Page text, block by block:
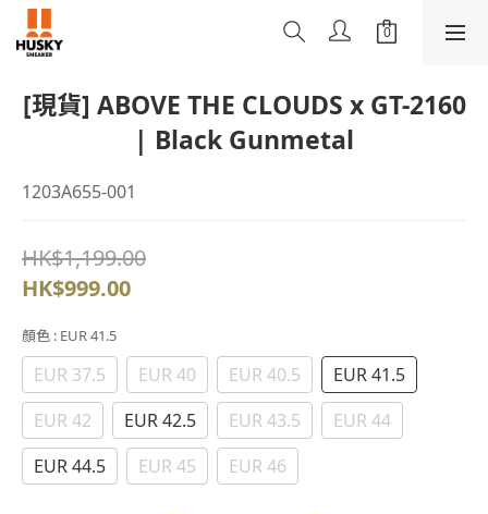
[現貨] ABOVE THE CLOUDS x GT-2160
| Black Gunmetal
1203A655-001
HK$1,199.00
HK$999.00
顏色 : EUR 41.5
EUR 37.5 EUR 40 EUR 40.5
EUR 41.5
EUR 42
EUR 42.5 EUR 43.5
EUR 44
EUR 44.5
EUR 45 EUR 46